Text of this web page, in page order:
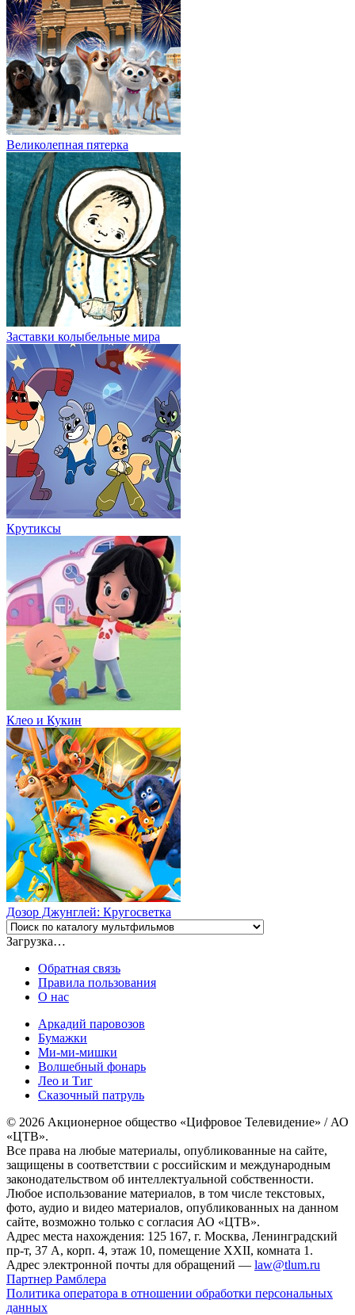
Великолепная пятерка
Заставки колыбельные мира
Крутиксы
Клео и Кукин
Дозор Джунглей: Кругосветка
Загрузка…
Обратная связь
Правила пользования
О нас
Аркадий паровозов
Бумажки
Ми-ми-мишки
Волшебный фонарь
Лео и Тиг
Сказочный патруль
© 2026 Акционерное общество «Цифровое Телевидение» / АО
«ЦТВ».
Все права на любые материалы, опубликованные на сайте,
защищены в соответствии с российским и международным
законодательством об интеллектуальной собственности.
Любое использование материалов, в том числе текстовых,
фото, аудио и видео материалов, опубликованных на данном
сайте, возможно только с согласия АО «ЦТВ».
Адрес места нахождения: 125 167, г. Москва, Ленинградский
пр-т, 37 А, корп. 4, этаж 10, помещение XXII, комната 1.
Адрес электронной почты для обращений — law@tlum.ru
Партнер Рамблера
Политика оператора в отношении обработки персональных
данных